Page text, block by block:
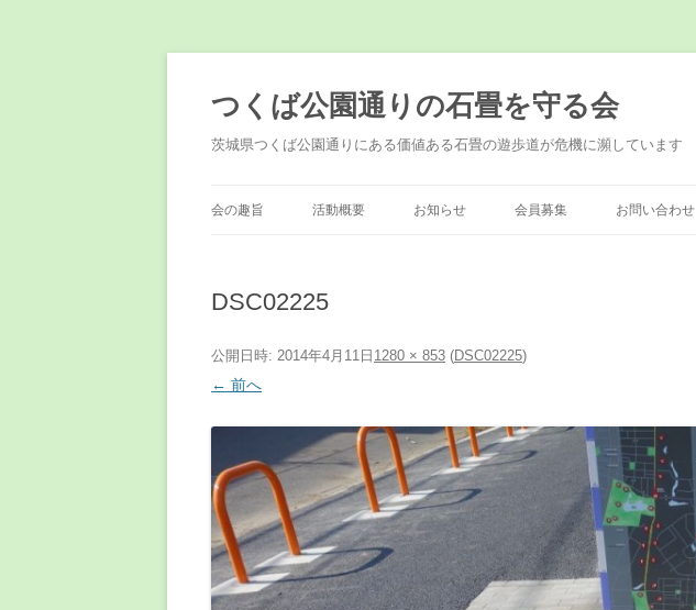
ン
ツ
へ
ス
つくば公園通りの石畳を守る会
茨城県つくば公園通りにある価値ある石畳の遊歩道が危機に瀕しています
会の趣旨 活動概要 お知らせ 会員募集 お問い合わせ
DSC02225
公開日時: 2014年4月11日 1280 × 853 (DSC02225)
← 前へ